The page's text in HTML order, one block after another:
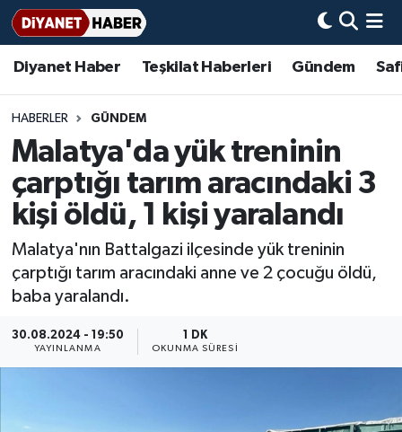
Diyanet Haber Teşkilat Haberleri Gündem
HABERLER GÜNDEM
Malatya'da yük treninin
çarptığı tarım aracındaki 3
kişi öldü, 1 kişi yaralandı
Malatya'nın Battalgazi ilçesinde yük treninin
çarptığı tarım aracındaki anne ve 2 çocuğu öldü,
baba yaralandı.
30.08.2024 - 19:50
YAYINLANMA
1 DK
OKUNMA SÜRESI
Diyanet Haber
Teşkilat Haberleri
Adana Müftülüğü
Adıyaman Müftülüğü
Afyonkarahisar Müftülüğü
Ağrı Müftülüğü
Aksaray Müftülüğü
Amasya Müftülüğü
Ankara Müftülüğü
Gündem
#Keşfet
Bir Ayet
Bir Hikaye
Biyografiler
Dini kavramlar
Diyanet Bilgi
Diyanet Takvimi
Dualar
Basında Bugün
DİYANET eKİTAP
Diyanet Dergi
Aile Dergisi
Aylık Dergi
İmam Hatip Okulları
Başmakale
Hadis-i Şerifler
Hayat Okumaları
Nöbetçi Eczaneler
Hava Durumu
Ankara Namaz Vakitleri
Trafik Durumu
Süper Lig Puan Durumu ve Fikstür
Tüm Manşetler
Son Dakika Haberleri